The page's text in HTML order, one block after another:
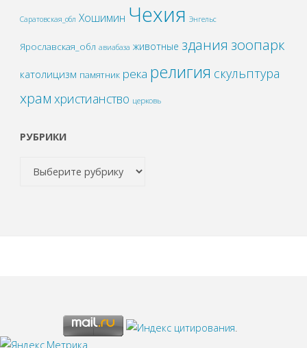
Саратовская_обл Хошимин Чехия Энгельс
Ярославская_обл авиабаза животные здания зоопарк
католицизм памятник река религия скульптура
храм христианство церковь
РУБРИКИ
.